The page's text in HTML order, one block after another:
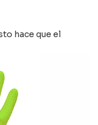
hace que el